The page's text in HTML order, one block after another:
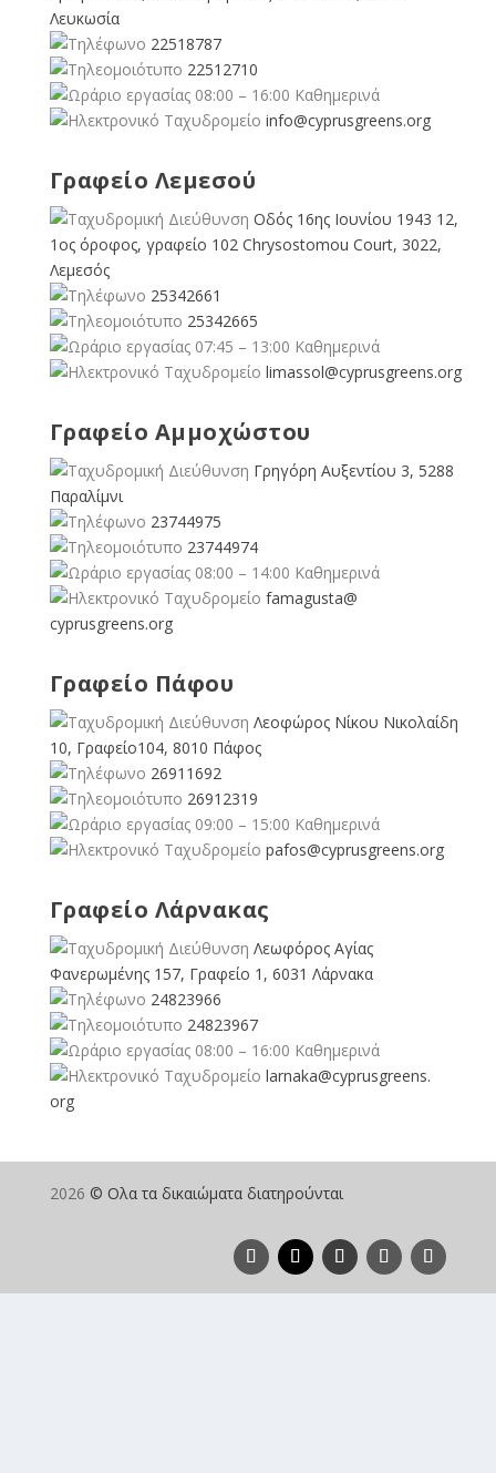
Λευκωσία
22518787
22512710
08:00 – 16:00 Καθημερινά
info@cyprusgreens.org
Γραφείο Λεμεσού
Οδός 16ης Ιουνίου 1943 12,
1ος όροφος, γραφείο 102 Chrysostomou Court, 3022,
Λεμεσός
25342661
25342665
07:45 – 13:00 Καθημερινά
limassol@cyprusgreens.org
Γραφείο Αμμοχώστου
Γρηγόρη Αυξεντίου 3, 5288
Παραλίμνι
23744975
23744974
08:00 – 14:00 Καθημερινά
famagusta@
cyprusgreens.org
Γραφείο Πάφου
Λεοφώρος Νίκου Νικολαίδη
10, Γραφείο104, 8010 Πάφος
26911692
26912319
09:00 – 15:00 Καθημερινά
pafos@cyprusgreens.org
Γραφείο Λάρνακας
Λεωφόρος Αγίας
Φανερωμένης 157, Γραφείο 1, 6031 Λάρνακα
24823966
24823967
08:00 – 16:00 Καθημερινά
larnaka@cyprusgreens.
org
2026 © Ολα τα δικαιώματα διατηρούνται